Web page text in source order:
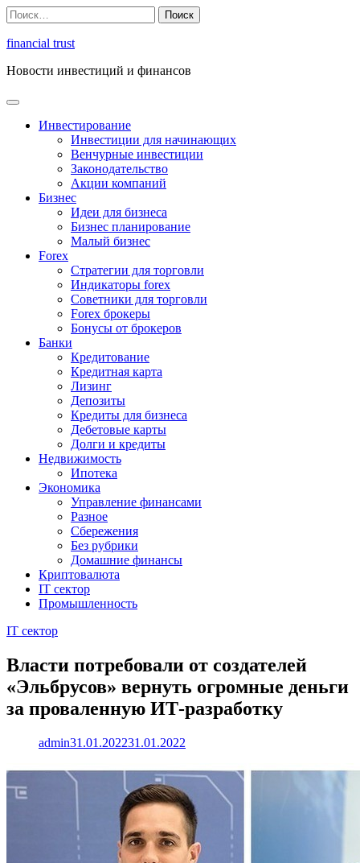
Перейти
к
содержимому
Найти:
financial trust
Новости инвестиций и финансов
Инвестирование
Инвестиции для начинающих
Венчурные инвестиции
Законодательство
Акции компаний
Бизнес
Идеи для бизнеса
Бизнес планирование
Малый бизнес
Forex
Стратегии для торговли
Индикаторы forex
Советники для торговли
Forex брокеры
Бонусы от брокеров
Банки
Кредитование
Кредитная карта
Лизинг
Депозиты
Кредиты для бизнеса
Дебетовые карты
Долги и кредиты
Недвижимость
Ипотека
Экономика
Управление финансами
Разное
Сбережения
Без рубрики
Домашние финансы
Криптовалюта
IT сектор
Промышленность
IT сектор
Власти потребовали от создателей
«Эльбрусов» вернуть огромные деньги
за проваленную ИТ-разработку
admin31.01.202231.01.2022